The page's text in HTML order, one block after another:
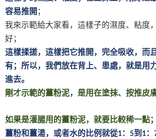
容易推開；
我來示範給大家看，這樣子的濕度、粘度
好；
這樣揉搓，這樣把它推開，完全吸收，而
有；所以，我們放在背上、患處，就是用
進去。
剛才示範的薑粉泥，是用在塗抹、按推皮
如果是灌腸用的薑粉泥，就要比較稀一點；
薑粉和薑湯，或者水的比例就從1： 5到1：